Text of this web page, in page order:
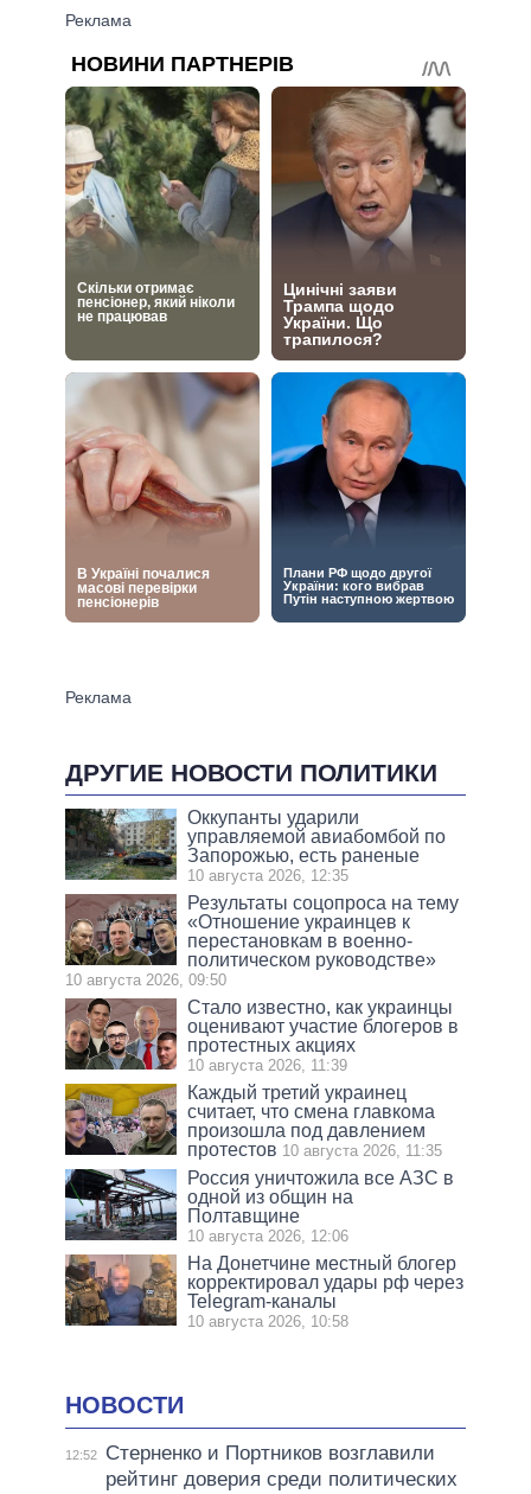
ДРУГИЕ НОВОСТИ ПОЛИТИКИ
Оккупанты ударили
управляемой авиабомбой по
Запорожью, есть раненые
10 августа 2026, 12:35
Результаты соцопроса на тему
«Отношение украинцев к
перестановкам в военно-
политическом руководстве»
10 августа 2026, 09:50
Стало известно, как украинцы
оценивают участие блогеров в
протестных акциях
10 августа 2026, 11:39
Каждый третий украинец
считает, что смена главкома
произошла под давлением
протестов 10 августа 2026, 11:35
Россия уничтожила все АЗС в
одной из общин на
Полтавщине
10 августа 2026, 12:06
На Донетчине местный блогер
корректировал удары рф через
Telegram-каналы
10 августа 2026, 10:58
НОВОСТИ
12:52
Стерненко и Портников возглавили
рейтинг доверия среди политических